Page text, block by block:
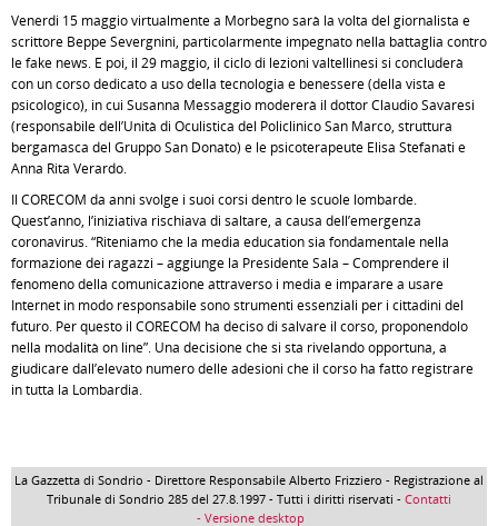
Venerdi 15 maggio virtualmente a Morbegno sarà la volta del giornalista e
scrittore Beppe Severgnini, particolarmente impegnato nella battaglia contro
le fake news. E poi, il 29 maggio, il ciclo di lezioni valtellinesi si concluderà
con un corso dedicato a uso della tecnologia e benessere (della vista e
psicologico), in cui Susanna Messaggio modererà il dottor Claudio Savaresi
(responsabile dell’Unità di Oculistica del Policlinico San Marco, struttura
bergamasca del Gruppo San Donato) e le psicoterapeute Elisa Stefanati e
Anna Rita Verardo.
Il CORECOM da anni svolge i suoi corsi dentro le scuole lombarde.
Quest’anno, l’iniziativa rischiava di saltare, a causa dell’emergenza
coronavirus. “Riteniamo che la media education sia fondamentale nella
formazione dei ragazzi – aggiunge la Presidente Sala – Comprendere il
fenomeno della comunicazione attraverso i media e imparare a usare
Internet in modo responsabile sono strumenti essenziali per i cittadini del
futuro. Per questo il CORECOM ha deciso di salvare il corso, proponendolo
nella modalità on line”. Una decisione che si sta rivelando opportuna, a
giudicare dall’elevato numero delle adesioni che il corso ha fatto registrare
in tutta la Lombardia.
La Gazzetta di Sondrio - Direttore Responsabile Alberto Frizziero - Registrazione al
Tribunale di Sondrio 285 del 27.8.1997 - Tutti i diritti riservati - Contatti
- Versione desktop